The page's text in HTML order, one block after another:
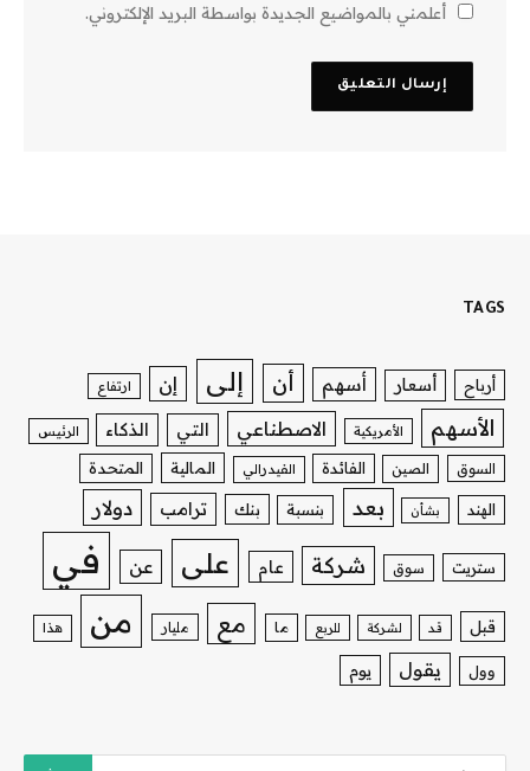
أعلمني بالمواضيع الجديدة بواسطة البريد الإلكتروني.
TAGS
أرباح أسعار أسهم أن إلى إن ارتفاع
الأسهم الأمريكية الاصطناعي التي الذكاء الرئيس
السوق الصين الفائدة الفيدرالي المالية المتحدة
الهند بشأن بعد بنسبة بنك ترامب دولار
ستريت سوق شركة عام على عن في
قبل قد لشركة للربع ما مع مليار من هذا
وول يقول يوم